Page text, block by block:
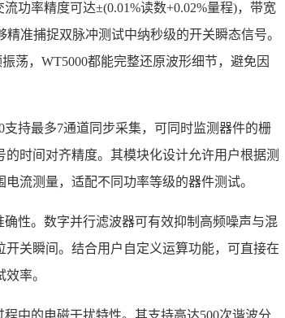
功率精度可达±(0.01%读数+0.02%量程)，带宽
准捕捉双脉冲测试中纳秒级的开关瞬态信号。
荡，WT5000都能完整还原波形细节，避免因
持最多7通道同步采集，可同时监测器件的栅
时间对齐精度。其模块化设计允许用户根据测
流测量，适配不同功率等级的器件测试。
性。数字并行滤波器可有效抑制高频噪声与混
关瞬间。结合用户自定义运算功能，可直接在
率。
中的电磁干扰特性。其支持高达500次谐波分